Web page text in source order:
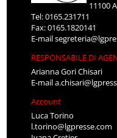
11100
Tel: 0165.231711
Fax: 0165.1820141
E-mail
RESPONSABILE DI
Arianna Gori Chisari
E-mail
Account
Luca Torino
l.torino@lgpresse.com